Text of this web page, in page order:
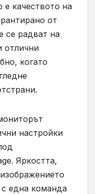
качеството на
от
се радват на
отлични
когато
настройки
Яркостта,
една команда